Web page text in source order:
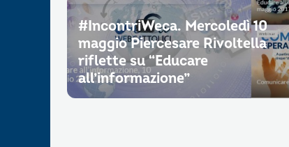
#IncontriWeca. Mercoledì 10
maggio Piercesare Rivoltella
riflette su “Educare
all’informazione”